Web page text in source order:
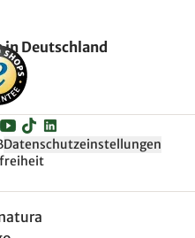
in Deutschland
Datenschutzeinstellungen